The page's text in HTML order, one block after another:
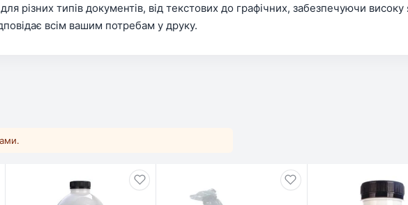
різних типів документів, від текстових до графічних, забезпечуючи
всім вашим потребам у друку.